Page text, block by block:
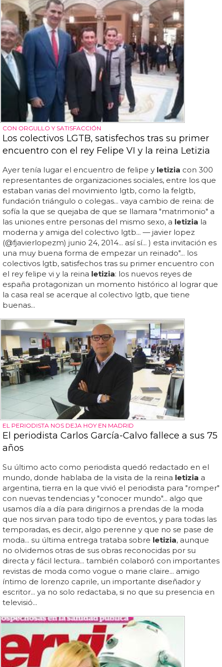
CON ORGULLO Y SATISFACCIÓN
Los colectivos LGTB, satisfechos tras su primer
encuentro con el rey Felipe VI y la reina Letizia
Ayer tenía lugar el encuentro de felipe y letizia con 300
representantes de organizaciones sociales, entre los que
estaban varias del movimiento lgtb, como la felgtb,
fundación triángulo o colegas... vaya cambio de reina: de
sofía la que se quejaba de que se llamara "matrimonio" a
las uniones entre personas del mismo sexo, a letizia la
moderna y amiga del colectivo lgtb... — javier lopez
(@fjavierlopezm) junio 24, 2014... así sí... ) esta invitación es
una muy buena forma de empezar un reinado"... los
colectivos lgtb, satisfechos tras su primer encuentro con
el rey felipe vi y la reina letizia: los nuevos reyes de
españa protagonizan un momento histórico al lograr que
la casa real se acerque al colectivo lgtb, que tiene
buenas...
EL PERIODISTA NOS DEJA HOY EN MADRID
El periodista Carlos García-Calvo fallece a sus 75
años
Su último acto como periodista quedó redactado en el
mundo, donde hablaba de la visita de la reina letizia a
argentina, tierra en la que vivió el periodista para "romper"
con nuevas tendencias y "conocer mundo"... algo que
usamos día a día para dirigirnos a prendas de la moda
que nos sirvan para todo tipo de eventos, y para todas las
temporadas, es decir, algo perenne y que no se pase de
moda... su última entrega trataba sobre letizia, aunque
no olvidemos otras de sus obras reconocidas por su
directa y fácil lectura... también colaboró con importantes
revistas de moda como vogue o marie claire... amigo
íntimo de lorenzo caprile, un importante diseñador y
escritor... ya no solo redactaba, si no que su presencia en
televisió...